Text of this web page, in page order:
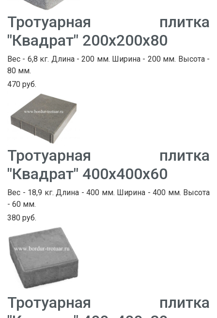
Тротуарная плитка
"Квадрат" 200х200х80
Вес - 6,8 кг. Длина - 200 мм. Ширина - 200 мм. Высота -
80 мм.
470 руб.
Тротуарная плитка
"Квадрат" 400х400х60
Вес - 18,9 кг. Длина - 400 мм. Ширина - 400 мм. Высота
- 60 мм.
380 руб.
Тротуарная плитка